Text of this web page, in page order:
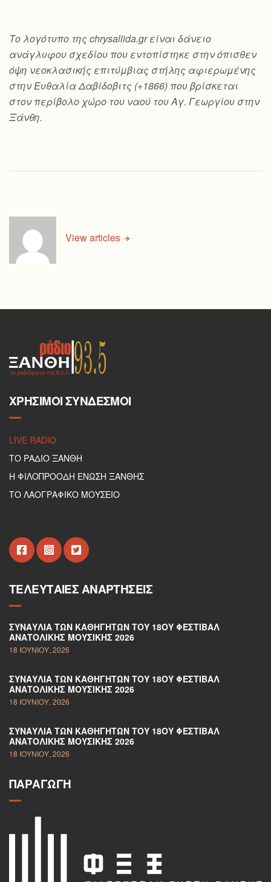
Το λογότυπο της chrysallida.gr είναι δάνειο
ανάγλυφου σχεδίου που εντοπίστηκε στην όπισθεν
όψη νεοκλασικής επιτύμβιας στήλης αφιερωμένης
στην Ευθαλία Δαβίδοβιτς (+1866) που βρίσκεται
στον περίβολο χώρο του ναού του Αγ. Γεωργίου στην
Ξάνθη.
View articles
ΧΡΉΣΙΜΟΙ ΣΎΝΔΕΣΜΟΙ
LIVE RADIO
ΤΟ ΡΑΔΙΟ ΞΑΝΘΗ
Η ΦΙΛΟΠΡΟΟΔΗ ΕΝΩΣΗ ΞΑΝΘΗΣ
ΤΟ ΛΑΟΓΡΑΦΙΚΟ ΜΟΥΣΕΙΟ
ΤΕΛΕΥΤΑΊΕΣ ΑΝΑΡΤΉΣΕΙΣ
ΣΥΝΑΥΛΊΑ ΤΩΝ ΚΑΘΗΓΗΤΏΝ ΤΟΥ 18ΟΥ ΦΕΣΤΙΒΆΛ
ΑΝΑΤΟΛΙΚΉΣ ΜΟΥΣΙΚΉΣ 2026
18 ΙΟΥΝΊΟΥ, 2026
ΣΥΝΑΥΛΊΑ ΤΩΝ ΚΑΘΗΓΗΤΏΝ ΤΟΥ 18ΟΥ ΦΕΣΤΙΒΆΛ
ΑΝΑΤΟΛΙΚΉΣ ΜΟΥΣΙΚΉΣ 2026
18 ΙΟΥΝΊΟΥ, 2026
ΣΥΝΑΥΛΊΑ ΤΩΝ ΚΑΘΗΓΗΤΏΝ ΤΟΥ 18ΟΥ ΦΕΣΤΙΒΆΛ
ΑΝΑΤΟΛΙΚΉΣ ΜΟΥΣΙΚΉΣ 2026
18 ΙΟΥΝΊΟΥ, 2026
ΠΑΡΑΓΩΓΉ